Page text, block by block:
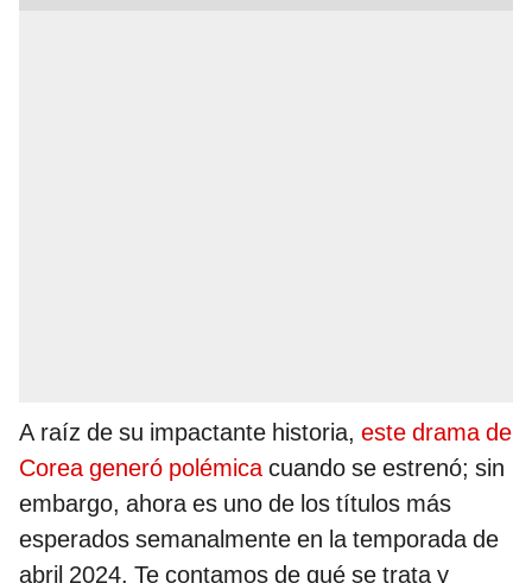
A raíz de su impactante historia, este drama de
Corea generó polémicacuando se estrenó; sin
embargo, ahora es uno de los títulos más
esperados semanalmente en la temporada de
abril 2024. Te contamos de qué se trata y